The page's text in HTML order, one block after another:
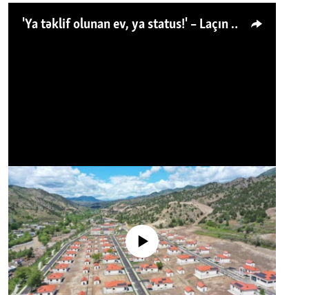
'Ya təklif olunan ev, ya status!' – Laçın köçkünü: 'Laçından başqa heç hara!'
No media source currently available